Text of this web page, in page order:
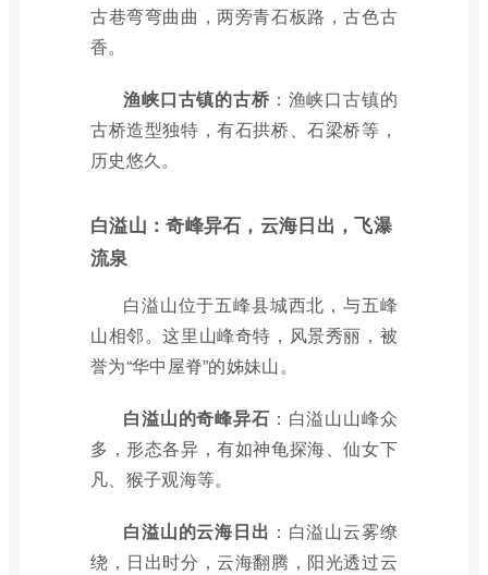
古巷弯弯曲曲，两旁青石板路，古色古
香。
渔峡口古镇的古桥 ：渔峡口古镇的
古桥造型独特，有石拱桥、石梁桥等，
历史悠久。
白溢山：奇峰异石，云海日出，飞瀑
流泉
白溢山位于五峰县城西北，与五峰
山相邻。这里山峰奇特，风景秀丽，被
誉为“华中屋脊”的姊妹山。
白溢山的奇峰异石 ：白溢山山峰众
多，形态各异，有如神龟探海、仙女下
凡、猴子观海等。
白溢山的云海日出 ：白溢山云雾缭
绕，日出时分，云海翻腾，阳光透过云